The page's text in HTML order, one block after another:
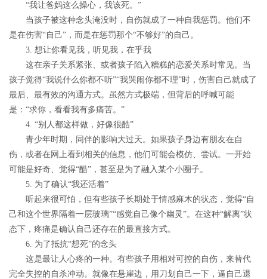
“我让爸妈这么操心，我该死。”
当孩子被这种念头淹没时，自伤就成了一种自我惩罚。他们不
是在伤害“自己”，而是在惩罚那个“不够好”的自己。
3. 想让你看见我，听见我，在乎我
这在亲子关系紧张、或者孩子陷入糟糕的恋爱关系时常见。当
孩子觉得“我说什么你都不听”“我哭闹你都不理”时，伤害自己就成了
最后、最有效的沟通方式。虽然方式极端，但背后的呼喊可能
是：“求你，看看我有多痛苦。”
4. “别人都这样做，好像很酷”
青少年时期，同伴的影响大过天。如果孩子身边有朋友在自
伤，或者在网上看到相关的信息，他们可能会模仿、尝试。一开始
可能是好奇、觉得“酷”，甚至是为了融入某个小圈子。
5. 为了确认“我还活着”
听起来很可怕，但有些孩子长期处于情感麻木的状态，觉得“自
己和这个世界隔着一层玻璃”“感觉自己像个幽灵”。在这种“解离”状
态下，疼痛是确认自己还存在的最直接方式。
6. 为了抵抗“想死”的念头
这是最让人心疼的一种。有些孩子用相对可控的自伤，来替代
完全失控的自杀冲动。就像在悬崖边，用刀划自己一下，逼自己退